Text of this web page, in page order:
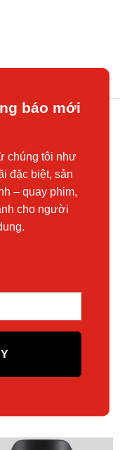
báo mới
chúng tôi như
đặc biệt, sản
– quay phim,
cho người